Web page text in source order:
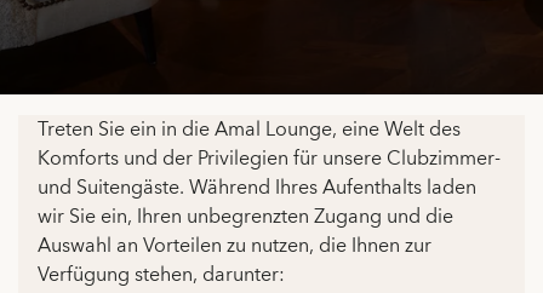
Treten Sie ein in die Amal Lounge, eine Welt des
Komforts und der Privilegien für unsere Clubzimmer-
und Suitengäste. Während Ihres Aufenthalts laden
wir Sie ein, Ihren unbegrenzten Zugang und die
Auswahl an Vorteilen zu nutzen, die Ihnen zur
Verfügung stehen, darunter: